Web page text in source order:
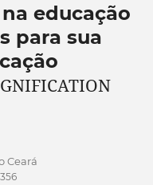
educação
para sua
Ceará